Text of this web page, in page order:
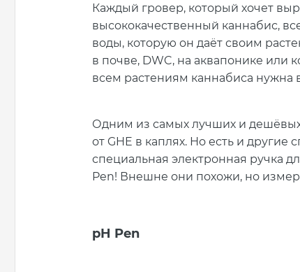
Каждый гровер, который хочет
высококачественный каннабис,
воды, которую он даёт своим
в почве, DWC, на аквапонике или
всем растениям каннабиса
Одним из самых лучших и дешёвых
от GHE в каплях. Но есть и
специальная электронная ручка
Pen! Внешне они похожи, но
pH Pen